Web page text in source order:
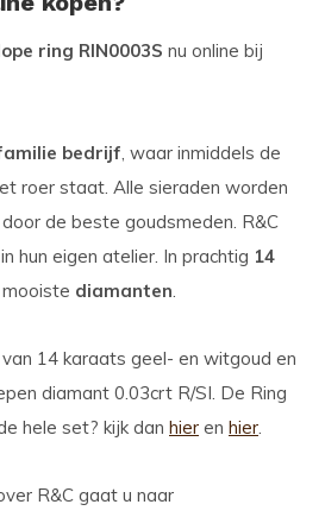
ring RIN0003S nu online bij
bedrijf, waar inmiddels de
roer staat. Alle sieraden worden
de beste goudsmeden. R&C
hun eigen atelier. In prachtig 14
diamanten.
14 karaats geel- en witgoud en
diamant 0.03crt R/SI. De Ring
hele set? kijk dan hier en hier.
R&C gaat u naar